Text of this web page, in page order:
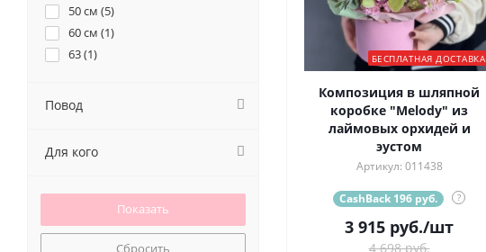
БЕСПЛАТНАЯ ДОСТАВКА
Композиция в шляпной
коробке "Melody" из
лаймовых орхидей и
эустом
Артикул: 011438
CashBack 196 руб. ?
3 915 руб./шт
4 698 руб.
50 см (5)
60 см (1)
63 (1)
Повод
Для кого
Сбросить